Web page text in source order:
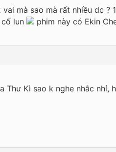
vai mà sao mà rất nhiều dc
lun
phim này có Ekin
Thư Kì sao k nghe nhắc nhỉ,